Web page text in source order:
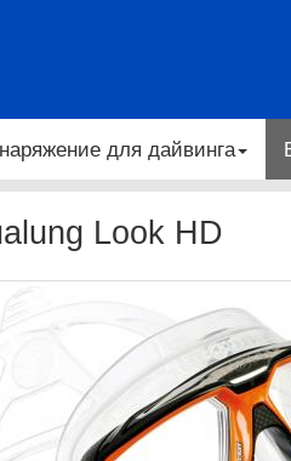
для дайвинга
Look HD